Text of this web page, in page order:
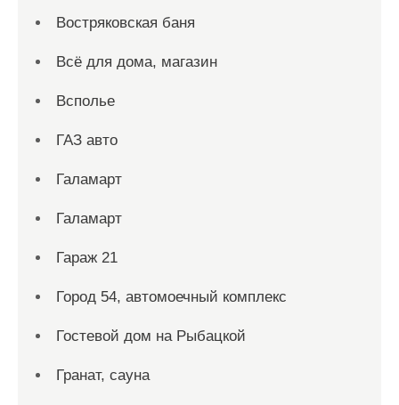
Востряковская баня
Всё для дома, магазин
Всполье
ГАЗ авто
Галамарт
Галамарт
Гараж 21
Город 54, автомоечный комплекс
Гостевой дом на Рыбацкой
Гранат, сауна